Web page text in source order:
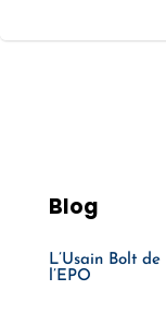
Blog
L’Usain Bolt
l’EPO